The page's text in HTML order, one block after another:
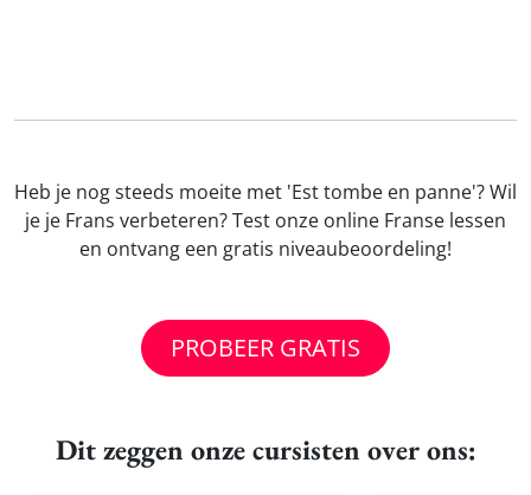
Heb je nog steeds moeite met 'Est tombe en panne'? Wil
je je Frans verbeteren? Test onze online Franse lessen
en ontvang een gratis niveaubeoordeling!
PROBEER GRATIS
Dit zeggen onze cursisten over ons: